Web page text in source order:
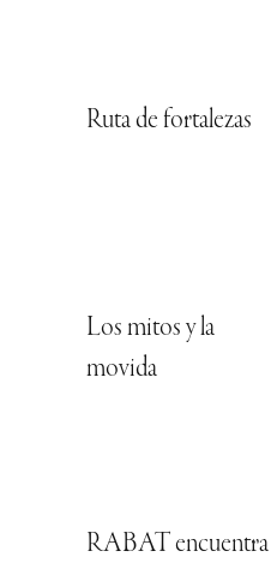
Ruta de fortalezas
Los mitos y la
movida
RABAT encuentra